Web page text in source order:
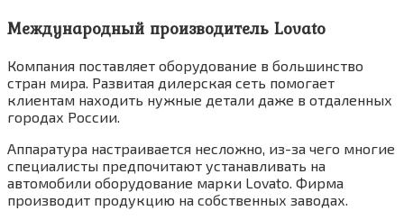
Международный производитель Lovato
Компания поставляет оборудование в большинство
стран мира. Развитая дилерская сеть помогает
клиентам находить нужные детали даже в отдаленных
городах России.
Аппаратура настраивается несложно, из-за чего многие
специалисты предпочитают устанавливать на
автомобили оборудование марки Lovato. Фирма
производит продукцию на собственных заводах.